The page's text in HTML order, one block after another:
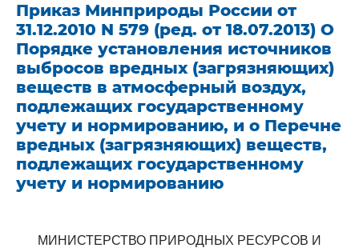
Приказ Минприроды России от
31.12.2010 N 579 (ред. от 18.07.2013) О
Порядке установления источников
выбросов вредных (загрязняющих)
веществ в атмосферный воздух,
подлежащих государственному
учету и нормированию, и о Перечне
вредных (загрязняющих) веществ,
подлежащих государственному
учету и нормированию
МИНИСТЕРСТВО ПРИРОДНЫХ РЕСУРСОВ И